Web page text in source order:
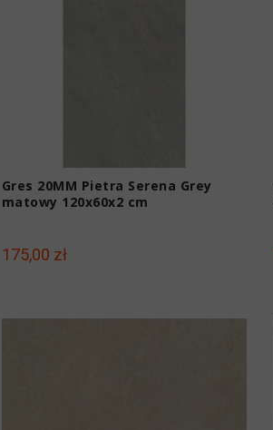
Gres 20MM Pietra Serena Grey
matowy 120x60x2 cm
175,00 zł